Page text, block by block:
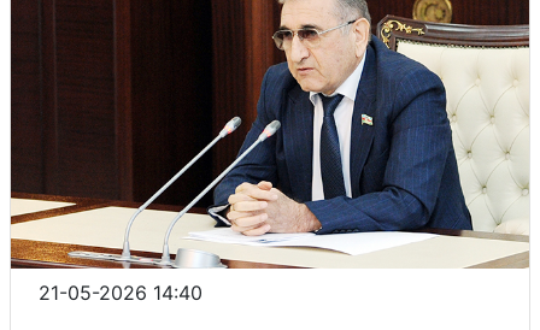
21-05-2026 14:40